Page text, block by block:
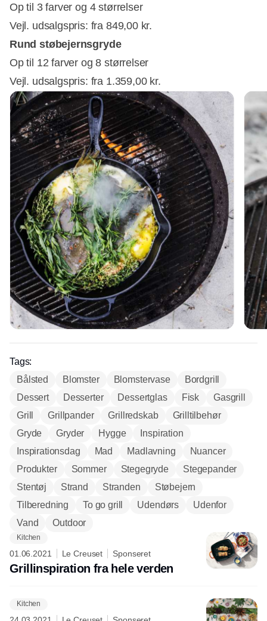
Op til 3 farver og 4 størrelser
Vejl. udsalgspris: fra 849,00 kr.
Rund støbejernsgryde
Op til 12 farver og 8 størrelser
Vejl. udsalgspris: fra 1.359,00 kr.
Tags:
Bålsted
Blomster Blomstervase
Bordgrill
Dessert
Desserter Dessertglas Fisk
Gasgrill
Grill
Grillpander Grillredskab
Grilltilbehør
Gryde
Gryder Hygge
Inspiration
Inspirationsdag
Mad Madlavning
Nuancer
Produkter
Sommer Stegegryde
Stegepander
Stentøj
Strand Stranden
Støbejern
Tilberedning
To go grill Udendørs
Udenfor
Vand
Outdoor
Kitchen
01.06.2021 Le Creuset Sponseret
Grillinspiration fra hele verden
Kitchen